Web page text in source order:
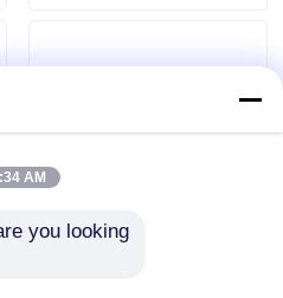
AM
you looking